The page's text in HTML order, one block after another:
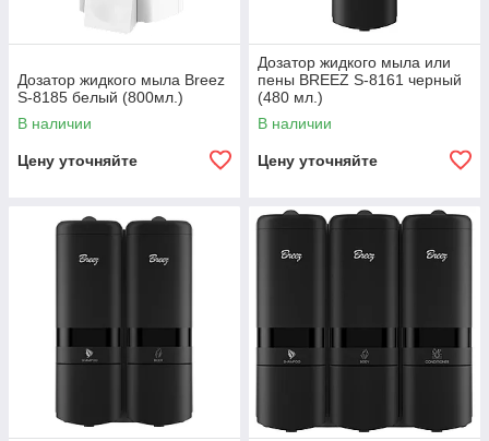
Дозатор жидкого мыла Breez
S-8185 белый (800мл.)
В наличии
Цену уточняйте
Дозатор жидкого мыла или
пены BREEZ S-8161 черный
(480 мл.)
В наличии
Цену уточняйте